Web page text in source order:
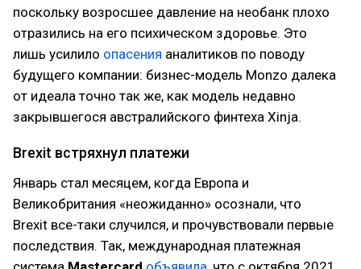
поскольку возросшее давление на необанк плохо
отразились на его психическом здоровье. Это
лишь усилило опасения аналитиков по поводу
будущего компании: бизнес-модель Monzo далека
от идеала точно так же, как модель недавно
закрывшегося австралийского финтеха Xinja.
Brexit встряхнул платежи
Январь стал месяцем, когда Европа и
Великобритания «неожиданно» осознали, что
Brexit все-таки случился, и прочувствовали первые
последствия. Так, международная платежная